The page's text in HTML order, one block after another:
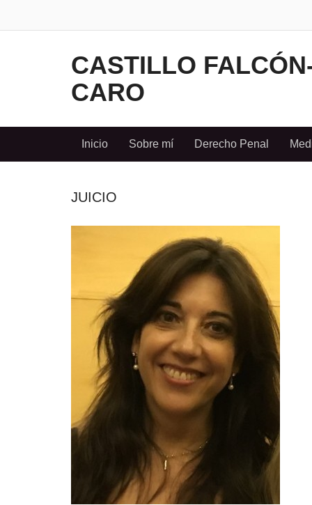
CASTILLO
CARO
Inicio Sobre mí Derecho Penal
JUICIO